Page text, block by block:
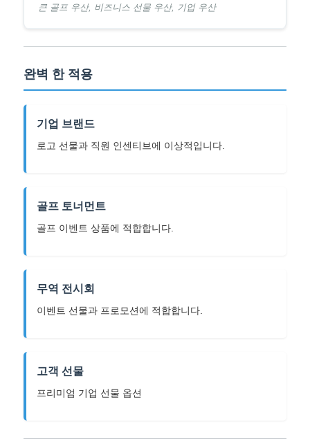
해변 우산
창의적인 우산
큰 골프 우산, 비즈니스 선물 우산, 기업 우산
완벽 한 적용
기업 브랜드
로고 선물과 직원 인센티브에 이상적입니다.
골프 토너먼트
골프 이벤트 상품에 적합합니다.
무역 전시회
이벤트 선물과 프로모션에 적합합니다.
고객 선물
프리미엄 기업 선물 옵션